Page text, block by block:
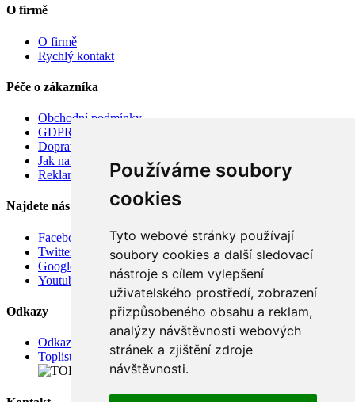
Používáme soubory
cookies
Tyto webové stránky používají
soubory cookies a další sledovací
nástroje s cílem vylepšení
uživatelského prostředí, zobrazení
přizpůsobeného obsahu a reklam,
analýzy návštěvnosti webových
stránek a zjištění zdroje
návštěvnosti.
O firmě
O firmě
Rychlý kontakt
Péče o zákazníka
Obchodní podmínky
GDPR
Doprava
Jak nakupovat
Reklamace
Najdete nás
Facebook
Twitter
Google
Youtube
Odkazy
Odkazy
Toplist